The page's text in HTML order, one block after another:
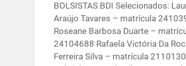
BOLSISTAS BDI Selecionados:
Araújo Tavares – matrícula
Roseane Barbosa Duarte –
24104688 Rafaela Victória Da
Ferreira Silva – matrícula